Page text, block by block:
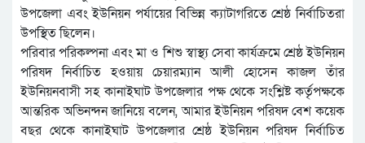
উপজেলা এবং ইউনিয়ন পর্যায়ের বিভিন্ন ক্যাটাগরিতে শ্রেষ্ঠ নির্বাচিতরা
উপস্থিত ছিলেন।
পরিবার পরিকল্পনা এবং মা ও শিশু স্বাস্থ্য সেবা কার্যক্রমে শ্রেষ্ঠ ইউনিয়ন
পরিষদ নির্বাচিত হওয়ায় চেয়ারম্যান আলী হোসেন কাজল তাঁর
ইউনিয়নবাসী সহ কানাইঘাট উপজেলার পক্ষ থেকে সংশ্লিষ্ট কর্তৃপক্ষকে
আন্তরিক অভিনন্দন জানিয়ে বলেন, আমার ইউনিয়ন পরিষদ বেশ কয়েক
বছর থেকে কানাইঘাট উপজেলার শ্রেষ্ঠ ইউনিয়ন পরিষদ নির্বাচিত